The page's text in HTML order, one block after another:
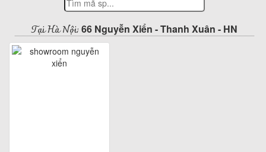
Tại Hà Nội: 66 Nguyễn Xiển - Thanh Xuân - HN